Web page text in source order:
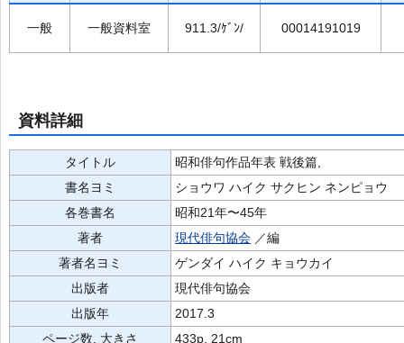
一般 一般資料室 911.3/ｹﾞﾝ/ 00014191019
資料詳細
タイトル
昭和俳句作品年表 戦後篇,
書名ヨミ
ショウワ ハイク サクヒン ネンピョウ
各巻書名
昭和21年〜45年
著者
現代俳句協会 ／編
著者名ヨミ
ゲンダイ ハイク キョウカイ
出版者
現代俳句協会
出版年
2017.3
ページ数, 大きさ
433p, 21cm